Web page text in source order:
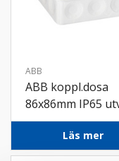
ABB
ABB koppl.dosa
86x86mm IP65
Läs mer